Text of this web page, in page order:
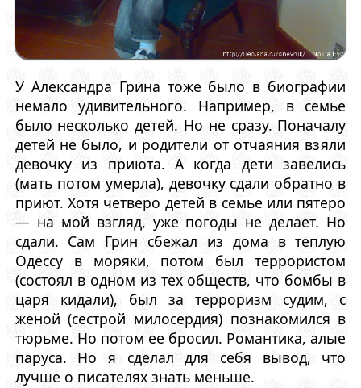
У Александра Грина тоже было в биографии
немало удивительного. Например, в семье
было несколько детей. Но не сразу. Поначалу
детей не было, и родители от отчаяния взяли
девочку из приюта. А когда дети завелись
(мать потом умерла), девочку сдали обратно в
приют. Хотя четверо детей в семье или пятеро
— на мой взгляд, уже погоды не делает. Но
сдали. Сам Грин сбежал из дома в теплую
Одессу в моряки, потом был террористом
(состоял в одном из тех обществ, что бомбы в
царя кидали), был за терроризм судим, с
женой (сестрой милосердия) познакомился в
тюрьме. Но потом ее бросил. Романтика, алые
паруса. Но я сделал для себя вывод, что
лучше о писателях знать меньше.